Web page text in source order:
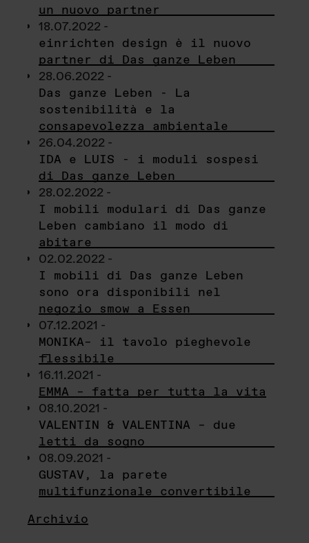
un nuovo partner
18.07.2022 -
einrichten design è il nuovo
partner di Das ganze Leben
28.06.2022 -
Das ganze Leben - La
sostenibilità e la
consapevolezza ambientale
26.04.2022 -
IDA e LUIS - i moduli sospesi
di Das ganze Leben
28.02.2022 -
I mobili modulari di Das ganze
Leben cambiano il modo di
abitare
02.02.2022 -
I mobili di Das ganze Leben
sono ora disponibili nel
negozio smow a Essen
07.12.2021 -
MONIKA– il tavolo pieghevole
flessibile
16.11.2021 -
EMMA – fatta per tutta la vita
08.10.2021 -
VALENTIN & VALENTINA – due
letti da sogno
08.09.2021 -
GUSTAV, la parete
multifunzionale convertibile
Archivio